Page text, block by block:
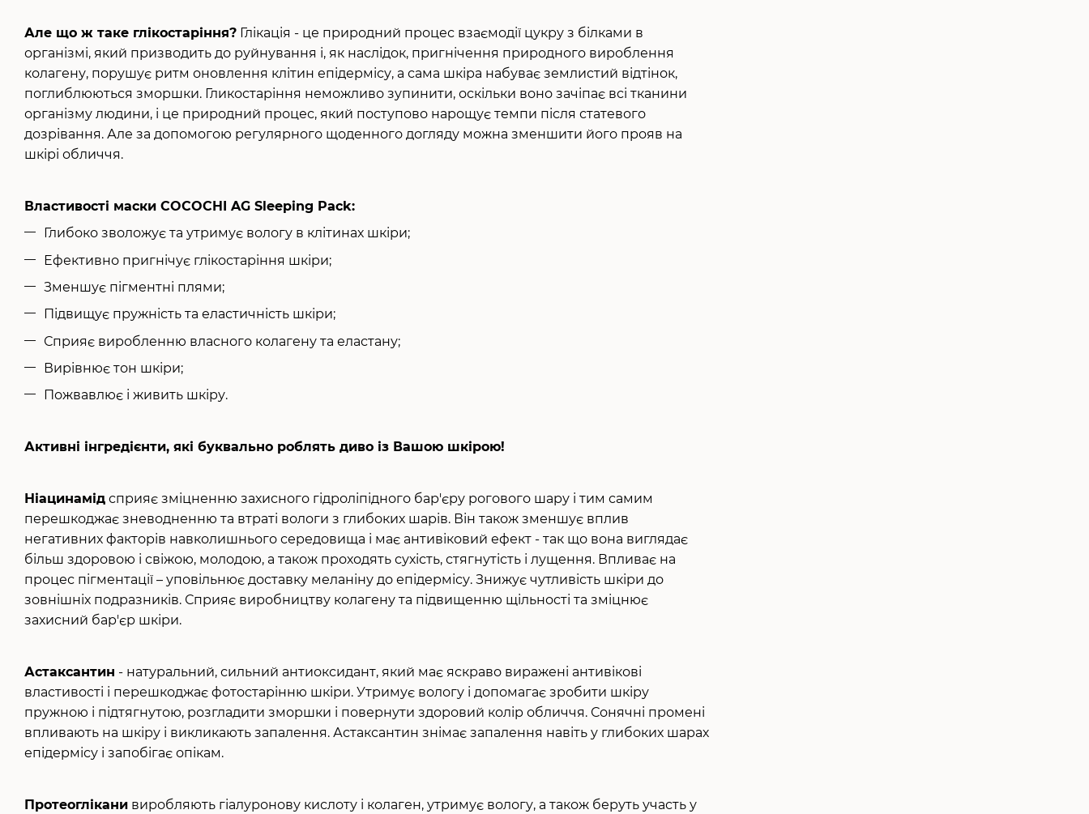
Але що ж таке глікостаріння? Глікація - це природний процес взаємодії цукру з білками в
організмі, який призводить до руйнування і, як наслідок, пригнічення природного вироблення
колагену, порушує ритм оновлення клітин епідермісу, а сама шкіра набуває землистий відтінок,
поглиблюються зморшки. Гликостаріння неможливо зупинити, оскільки воно зачіпає всі тканини
організму людини, і це природний процес, який поступово нарощує темпи після статевого
дозрівання. Але за допомогою регулярного щоденного догляду можна зменшити його прояв на
шкірі обличчя.
Властивості маски COCOCHI AG Sleeping Pack:
Глибоко зволожує та утримує вологу в клітинах шкіри;
Ефективно пригнічує глікостаріння шкіри;
Зменшує пігментні плями;
Підвищує пружність та еластичність шкіри;
Сприяє виробленню власного колагену та еластану;
Вирівнює тон шкіри;
Пожвавлює і живить шкіру.
Активні інгредієнти, які буквально роблять диво із Вашою шкірою!
Ніацинамід сприяє зміцненню захисного гідроліпідного бар'єру рогового шару і тим самим
перешкоджає зневодненню та втраті вологи з глибоких шарів. Він також зменшує вплив
негативних факторів навколишнього середовища і має антивіковий ефект - так що вона виглядає
більш здоровою і свіжою, молодою, а також проходять сухість, стягнутість і лущення. Впливає на
процес пігментації – уповільнює доставку меланіну до епідермісу. Знижує чутливість шкіри до
зовнішніх подразників. Сприяє виробництву колагену та підвищенню щільності та зміцнює
захисний бар'єр шкіри.
Астаксантин - натуральний, сильний антиоксидант, який має яскраво виражені антивікові
властивості і перешкоджає фотостарінню шкіри. Утримує вологу і допомагає зробити шкіру
пружною і підтягнутою, розгладити зморшки і повернути здоровий колір обличчя. Сонячні промені
впливають на шкіру і викликають запалення. Астаксантин знімає запалення навіть у глибоких шарах
епідермісу і запобігає опікам.
Протеоглікани виробляють гіалуронову кислоту і колаген, утримує вологу, а також беруть участь у